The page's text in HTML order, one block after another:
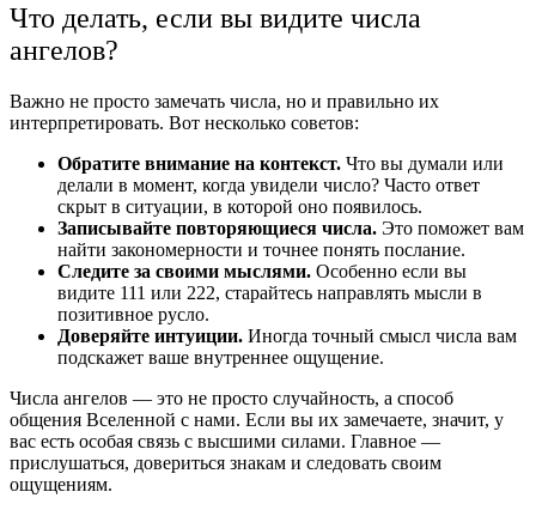
Что делать, если вы видите числа
ангелов?
Важно не просто замечать числа, но и правильно их
интерпретировать. Вот несколько советов:
Обратите внимание на контекст. Что вы думали или
делали в момент, когда увидели число? Часто ответ
скрыт в ситуации, в которой оно появилось.
Записывайте повторяющиеся числа. Это поможет вам
найти закономерности и точнее понять послание.
Следите за своими мыслями. Особенно если вы
видите 111 или 222, старайтесь направлять мысли в
позитивное русло.
Доверяйте интуиции. Иногда точный смысл числа вам
подскажет ваше внутреннее ощущение.
Числа ангелов — это не просто случайность, а способ
общения Вселенной с нами. Если вы их замечаете, значит, у
вас есть особая связь с высшими силами. Главное —
прислушаться, довериться знакам и следовать своим
ощущениям.